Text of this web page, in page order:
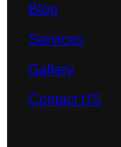
Blog
Services
Gallery
Contact US